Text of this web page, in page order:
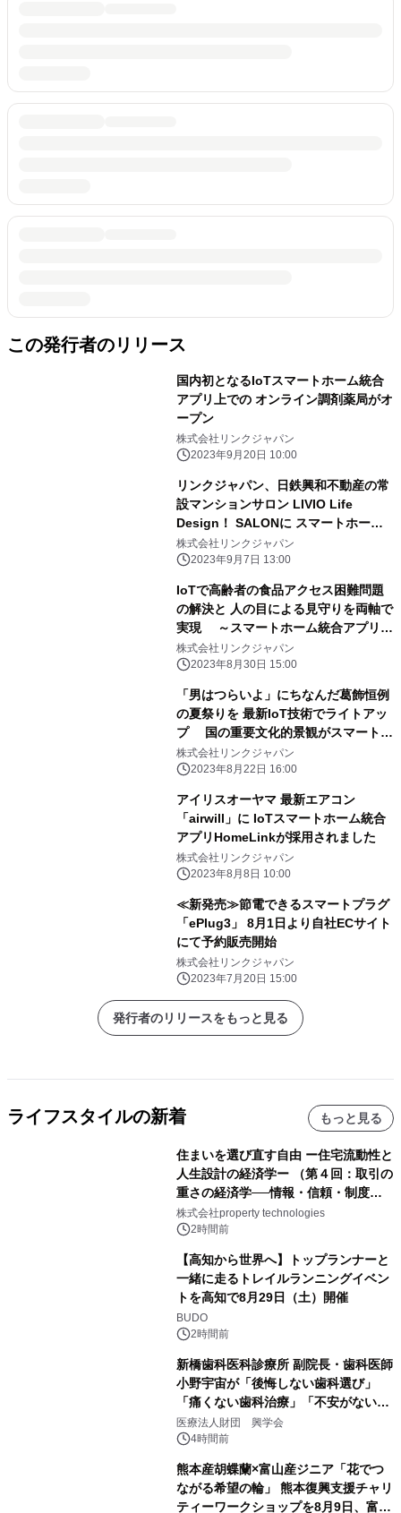
この発行者のリリース
国内初となるIoTスマートホーム統合
アプリ上での オンライン調剤薬局がオ
ープン
株式会社リンクジャパン
2023年9月20日 10:00
リンクジャパン、日鉄興和不動産の常
設マンションサロン LIVIO Life
Design！ SALONに スマートホーム
機器をフルセットで導入
株式会社リンクジャパン
2023年9月7日 13:00
IoTで高齢者の食品アクセス困難問題
の解決と 人の目による見守りを両軸で
実現 ～スマートホーム統合アプリ
「HomeLink」に 「宅配クック ワ
ン・ツゥ・スリー」注文機能を搭載～
株式会社リンクジャパン
2023年8月30日 15:00
「男はつらいよ」にちなんだ葛飾恒例
の夏祭りを 最新IoT技術でライトアッ
プ 国の重要文化的景観がスマートホ
ーム照明技術で彩られます ～8月26
日・27日開催「寅さんの夕べ」にて初
株式会社リンクジャパン
2023年8月22日 16:00
アイリスオーヤマ 最新エアコン
「airwill」に IoTスマートホーム統合
アプリHomeLinkが採用されました
株式会社リンクジャパン
2023年8月8日 10:00
≪新発売≫節電できるスマートプラグ
「ePlug3」 8月1日より自社ECサイト
にて予約販売開始
株式会社リンクジャパン
2023年7月20日 15:00
発行者のリリースをもっと見る
ライフスタイルの新着 もっと見る
住まいを選び直す自由 ー住宅流動性と
人生設計の経済学ー （第４回：取引の
重さの経済学──情報・信頼・制度を
PropTechはどう組み替えるか）｜
PropTech-Lab
株式会社property technologies
2時間前
【高知から世界へ】トップランナーと
一緒に走るトレイルランニングイベン
トを高知で8月29日（土）開催
BUDO
2時間前
新橋歯科医科診療所 副院長・歯科医師
小野宇宙が「後悔しない歯科選び」
「痛くない歯科治療」「不安がない治
療計画」をテーマに専門監修
医療法人財団 興学会
4時間前
熊本産胡蝶蘭×富山産ジニア「花でつ
ながる希望の輪」 熊本復興支援チャリ
ティーワークショップを8月9日、富